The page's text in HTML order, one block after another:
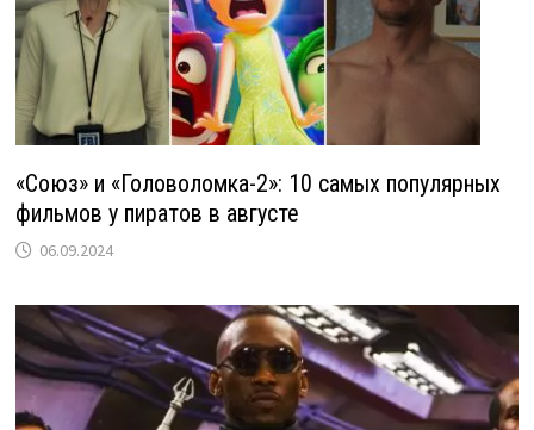
«Союз» и «Головоломка-2»: 10 самых популярных
фильмов у пиратов в августе
06.09.2024